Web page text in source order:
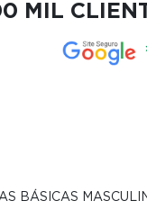
MIL
BÁSICAS